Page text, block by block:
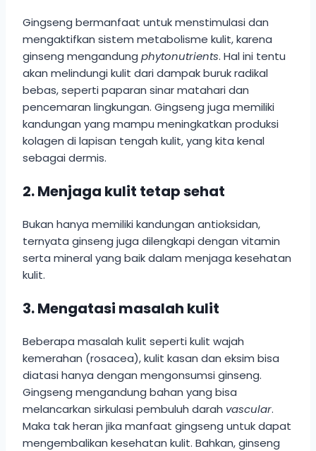
Gingseng bermanfaat untuk menstimulasi dan
mengaktifkan sistem metabolisme kulit, karena
ginseng mengandung phytonutrients. Hal ini tentu
akan melindungi kulit dari dampak buruk radikal
bebas, seperti paparan sinar matahari dan
pencemaran lingkungan. Gingseng juga memiliki
kandungan yang mampu meningkatkan produksi
kolagen di lapisan tengah kulit, yang kita kenal
sebagai dermis.
2. Menjaga kulit tetap sehat
Bukan hanya memiliki kandungan antioksidan,
ternyata ginseng juga dilengkapi dengan vitamin
serta mineral yang baik dalam menjaga kesehatan
kulit.
3. Mengatasi masalah kulit
Beberapa masalah kulit seperti kulit wajah
kemerahan (rosacea), kulit kasan dan eksim bisa
diatasi hanya dengan mengonsumsi ginseng.
Gingseng mengandung bahan yang bisa
melancarkan sirkulasi pembuluh darah vascular.
Maka tak heran jika manfaat gingseng untuk dapat
mengembalikan kesehatan kulit. Bahkan, ginseng